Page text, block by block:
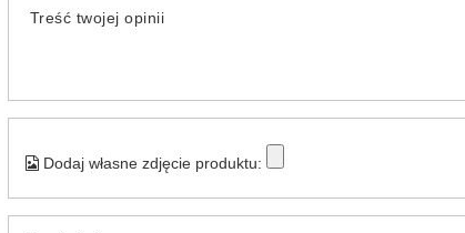
Treść twojej opinii
Dodaj własne zdjęcie produktu: